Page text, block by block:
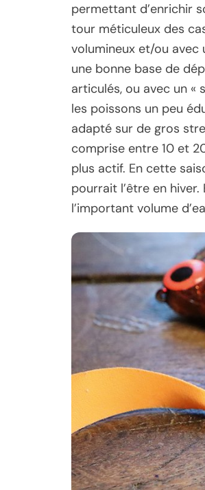
permettant d’enrichir
tour méticuleux des
volumineux et/ou avec
une bonne base de
articulés, ou avec un «
les poissons un peu
adapté sur de gros
comprise entre 10 et
plus actif. En cette
pourrait l’être en
l’important volume